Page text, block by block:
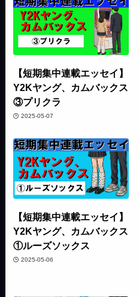
【短期集中連載エッセイ】
Y2Kヤング、カムバックス
③プリクラ
2025-05-07
【短期集中連載エッセイ】
Y2Kヤング、カムバックス
①ルーズソックス
2025-05-06